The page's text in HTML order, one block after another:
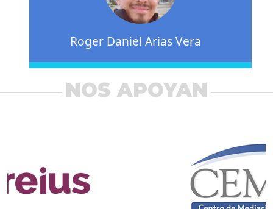
Roger Daniel Arias Vera
NOS APOYAN